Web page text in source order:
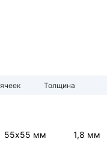
Толщина
55х55 мм 1,8 мм